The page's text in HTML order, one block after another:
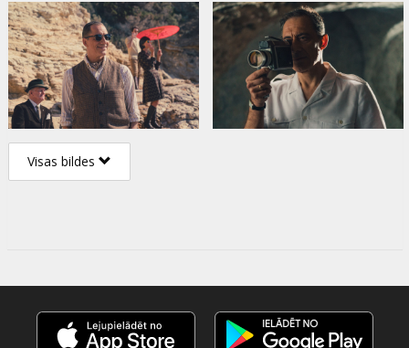
Visas bildes